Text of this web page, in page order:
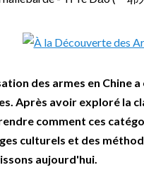
des armes en Chine
Après avoir exploré la
comment ces
culturels et des
aujourd'hui.